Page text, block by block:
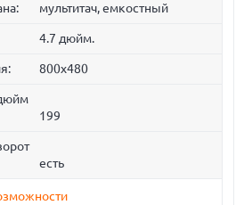
мультитач, емкостный
4.7 дюйм.
800x480
199
есть